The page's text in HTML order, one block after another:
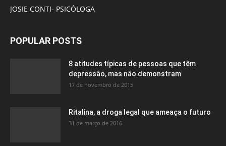
JOSIE CONTI- PSICÓLOGA
POPULAR POSTS
8 atitudes típicas de pessoas que têm
depressão, mas não demonstram
17 de novembro de 2015
Ritalina, a droga legal que ameaça o futuro
31 de março de 2016